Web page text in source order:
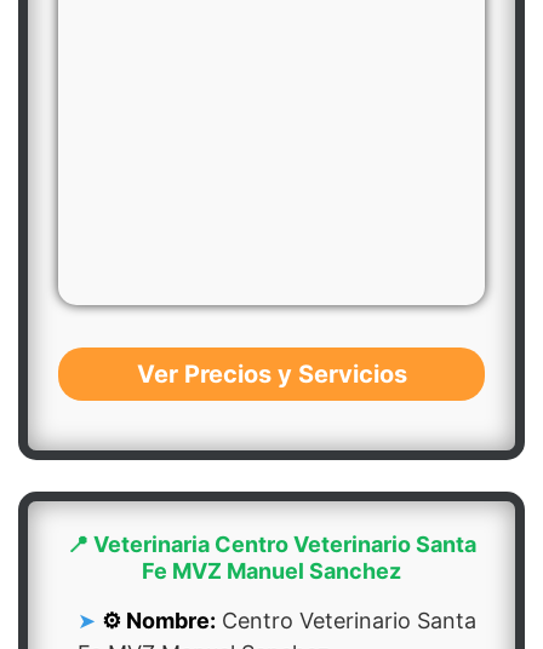
Ver Precios y Servicios
📍 Veterinaria Centro Veterinario Santa
Fe MVZ Manuel Sanchez
⚙️ Nombre: Centro Veterinario Santa